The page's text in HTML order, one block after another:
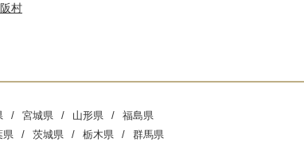
村
宮城県 山形県 福島県
県 茨城県 栃木県 群馬県